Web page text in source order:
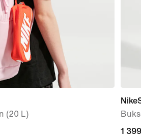
(20 L)
1
1